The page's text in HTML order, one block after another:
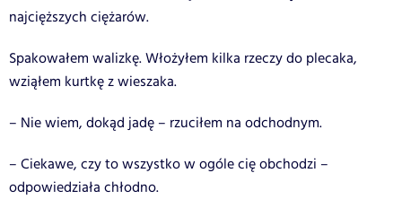
najcięższych ciężarów.
Spakowałem walizkę. Włożyłem kilka rzeczy do plecaka,
wziąłem kurtkę z wieszaka.
– Nie wiem, dokąd jadę – rzuciłem na odchodnym.
– Ciekawe, czy to wszystko w ogóle cię obchodzi –
odpowiedziała chłodno.